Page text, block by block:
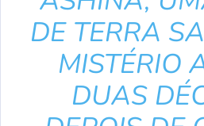
DE TERRA
MISTÉRIO
DUAS